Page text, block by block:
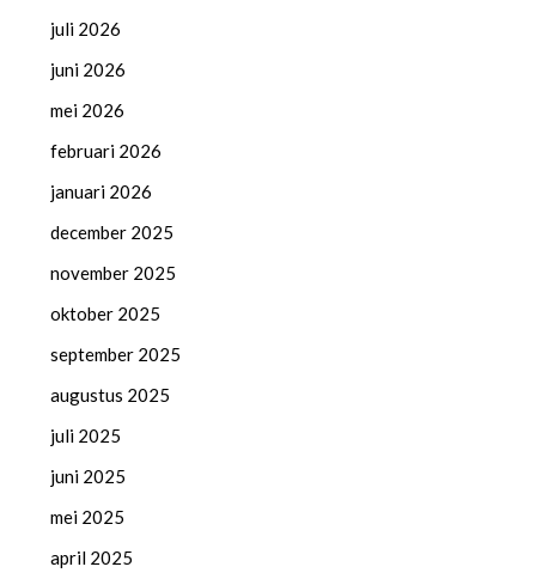
juli 2026
juni 2026
mei 2026
februari 2026
januari 2026
december 2025
november 2025
oktober 2025
september 2025
augustus 2025
juli 2025
juni 2025
mei 2025
april 2025